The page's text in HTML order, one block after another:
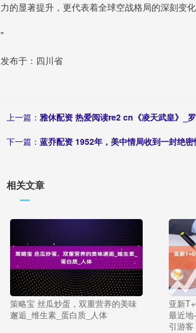
力的显著提升，更代表着全球空战格局的深刻变化
"
发布于：四川省
上一篇： 雅休配资 热爱阅读re2 cn《凌天武皇》_
下一篇： 蓝乔配资 1952年，美中情局收到一封绝
相关文章
策略宝 丝瓜炒蛋，双重营养的美味
邂逅_维生素_蛋白质_人体
亚新
最近
引游客